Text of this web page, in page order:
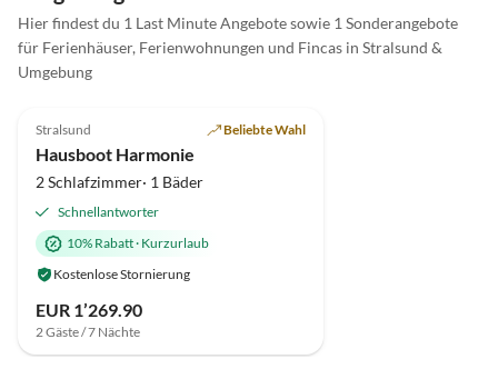
Hier findest du 1 Last Minute Angebote sowie 1 Sonderangebote
für Ferienhäuser, Ferienwohnungen und Fincas in Stralsund &
Umgebung
Stralsund Beliebte Wahl
Hausboot Harmonie
2 Schlafzimmer· 1 Bäder
Schnellantworter
10% Rabatt· Kurzurlaub
Kostenlose Stornierung
EUR 1’269.90
2 Gäste / 7 Nächte